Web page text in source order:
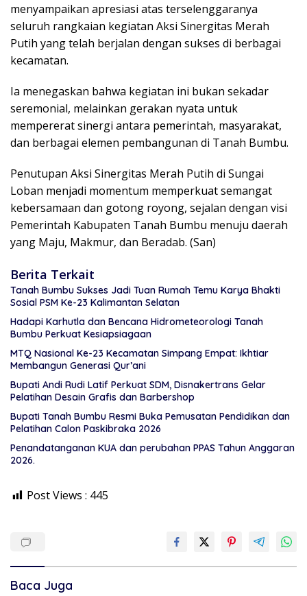
menyampaikan apresiasi atas terselenggaranya
seluruh rangkaian kegiatan Aksi Sinergitas Merah
Putih yang telah berjalan dengan sukses di berbagai
kecamatan.
Ia menegaskan bahwa kegiatan ini bukan sekadar
seremonial, melainkan gerakan nyata untuk
mempererat sinergi antara pemerintah, masyarakat,
dan berbagai elemen pembangunan di Tanah Bumbu.
Penutupan Aksi Sinergitas Merah Putih di Sungai
Loban menjadi momentum memperkuat semangat
kebersamaan dan gotong royong, sejalan dengan visi
Pemerintah Kabupaten Tanah Bumbu menuju daerah
yang Maju, Makmur, dan Beradab. (San)
Berita Terkait
Tanah Bumbu Sukses Jadi Tuan Rumah Temu Karya Bhakti
Sosial PSM Ke-23 Kalimantan Selatan
Hadapi Karhutla dan Bencana Hidrometeorologi Tanah
Bumbu Perkuat Kesiapsiagaan
MTQ Nasional Ke-23 Kecamatan Simpang Empat: Ikhtiar
Membangun Generasi Qur’ani
Bupati Andi Rudi Latif Perkuat SDM, Disnakertrans Gelar
Pelatihan Desain Grafis dan Barbershop
Bupati Tanah Bumbu Resmi Buka Pemusatan Pendidikan dan
Pelatihan Calon Paskibraka 2026
Penandatanganan KUA dan perubahan PPAS Tahun Anggaran
2026.
Post Views : 445
Baca Juga